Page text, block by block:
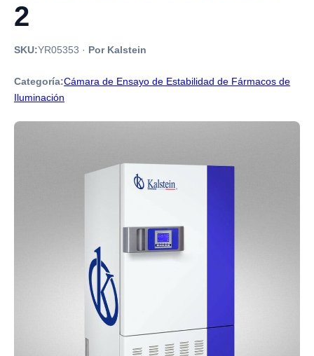
2
SKU:YR05353 · Por Kalstein
Categoría:Cámara de Ensayo de Estabilidad de Fármacos de
Iluminación